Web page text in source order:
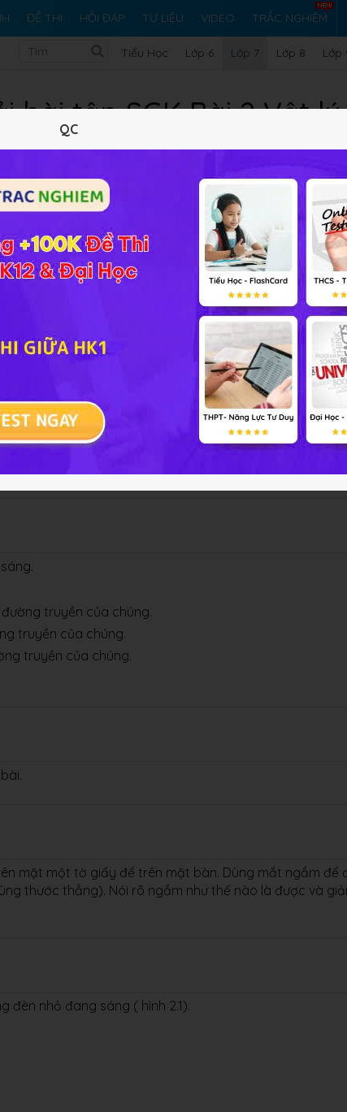
ĐỀ THI HỎI ĐÁP TƯ LIỆU VIDEO TRẮC NGHIỆM
Tiểu Học Lớp 6 Lớp 7 Lớp 8 Lớp
bài tập SGK Bài 2 Vật lý
chương trìnhVật lý 7 Bài 2 Sự truyền ánh sáng
giúp các
luyện tốt kiến thức lý thuyết.
mắt ta theo ống thẳng hay ống cong?
ống thì ánh sáng có truyền đi theo đường thẳng hay
dây tóc bóng đèn pin đang sáng qua cả ba lỗ A, B,
có nằm trên cùng một đường thẳng không?
truyền của chúng.
truyền của chúng.
truyền của chúng.
mặt một tờ giấy để trên mặt bàn. Dùng mắt ngắm để
thước thẳng). Nói rõ ngắm như thế nào là được và giải
nhỏ đang sáng ( hình 2.1).
QC